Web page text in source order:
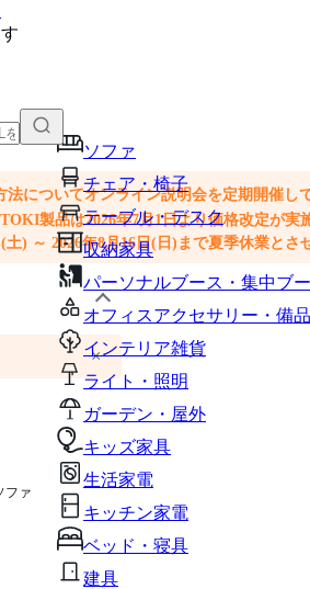
ソファ
チェア・椅子
テーブル・デスク
収納家具
パーソナルブース・集中ブ
オフィスアクセサリー・備品
インテリア雑貨
ライト・照明
ガーデン・屋外
キッズ家具
生活家電
キッチン家電
ベッド・寝具
建具
を貼り付けて、カートに追加できます
についてオンライン説明会を定期開催し
製品は2026年7月1日より価格改定が実
) ～ 2026年8月16日(日)まで夏季休業とさ
×
ファ